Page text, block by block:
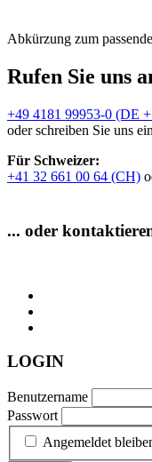
Abkürzung zum
Rufen Sie uns
+49 4181 99953-0 (DE
oder schreiben Sie uns
Für Schweizer:
+41 32 661 00 64 (CH)
... oder
LOGIN
Benutzername
Passwort
Angemeldet